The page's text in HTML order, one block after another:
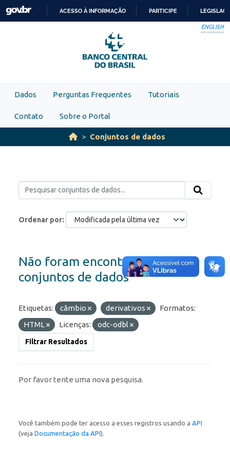
Skip to main content
PARA
O
CONTEÚDO
ACESSO À INFORMAÇÃO PARTICIPE
ENGLISH
Dados Perguntas Frequentes Tutoriais
Contato Sobre o Portal
Conjuntos de dados
Ordenar por
Não foram encontrados
conjuntos de dados
Etiquetas: câmbio derivativos
Formatos:
HTML
Licenças: odc-odbl
Filtrar Resultados
Por favor tente uma nova pesquisa.
Você também pode ter acesso a esses registros usando a API
(veja Documentação da API).